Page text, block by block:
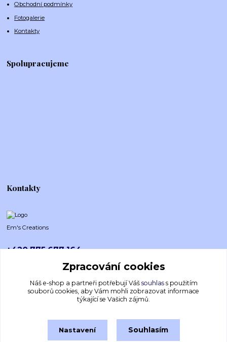
Obchodní podmínky
Fotogalerie
Kontakty
Spolupracujeme
Kontakty
Em's Creations
+420 775 677 164
emscreations.cz@gmail.com
Zpracování cookies
Náš e-shop a partneři potřebují Váš souhlass použitím
souborů cookies, aby Vám mohli zobrazovat informace
týkající se Vašich zájmů.
Nastavení Souhlasím